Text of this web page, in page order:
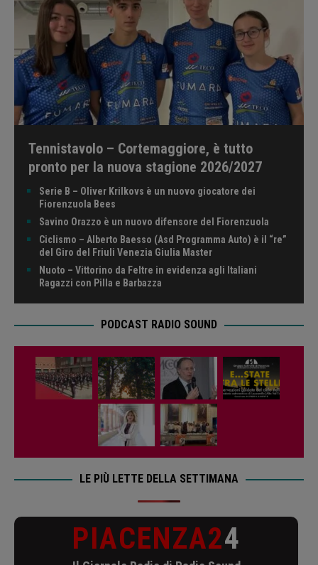
Tennistavolo – Cortemaggiore, è tutto
pronto per la nuova stagione 2026/2027
Serie B – Oliver Krilkovs è un nuovo giocatore dei
Fiorenzuola Bees
Savino Orazzo è un nuovo difensore del Fiorenzuola
Ciclismo – Alberto Baesso (Asd Programma Auto) è il “re”
del Giro del Friuli Venezia Giulia Master
Nuoto – Vittorino da Feltre in evidenza agli Italiani
Ragazzi con Pilla e Barbazza
PODCAST RADIO SOUND
LE PIÙ LETTE DELLA SETTIMANA
PIACENZA24